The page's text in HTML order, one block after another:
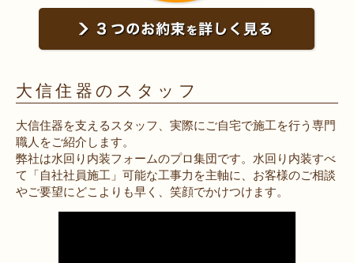
大信住器のスタッフ
大信住器を支えるスタッフ、実際にご自宅で施工を行う専門
職人をご紹介します。
弊社は水回り内装フォームのプロ集団です。水回り内装すべ
て「自社社員施工」可能な工事力を主軸に、お客様のご相談
やご要望にどこよりも早く、笑顔でかけつけます。